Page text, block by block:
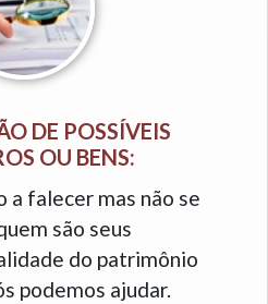
DE POSSÍVEIS
OU BENS:
a falecer mas não se
são seus
do patrimônio
podemos ajudar.